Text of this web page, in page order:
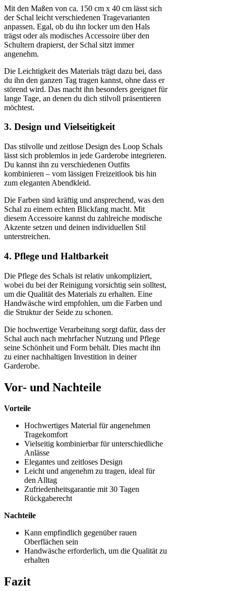
Mit den Maßen von ca. 150 cm x 40 cm lässt sich
der Schal leicht verschiedenen Tragevarianten
anpassen. Egal, ob du ihn locker um den Hals
trägst oder als modisches Accessoire über den
Schultern drapierst, der Schal sitzt immer
angenehm.
Die Leichtigkeit des Materials trägt dazu bei, dass
du ihn den ganzen Tag tragen kannst, ohne dass er
störend wird. Das macht ihn besonders geeignet für
lange Tage, an denen du dich stilvoll präsentieren
möchtest.
3. Design und Vielseitigkeit
Das stilvolle und zeitlose Design des Loop Schals
lässt sich problemlos in jede Garderobe integrieren.
Du kannst ihn zu verschiedenen Outfits
kombinieren – vom lässigen Freizeitlook bis hin
zum eleganten Abendkleid.
Die Farben sind kräftig und ansprechend, was den
Schal zu einem echten Blickfang macht. Mit
diesem Accessoire kannst du zahlreiche modische
Akzente setzen und deinen individuellen Stil
unterstreichen.
4. Pflege und Haltbarkeit
Die Pflege des Schals ist relativ unkompliziert,
wobei du bei der Reinigung vorsichtig sein solltest,
um die Qualität des Materials zu erhalten. Eine
Handwäsche wird empfohlen, um die Farben und
die Struktur der Seide zu schonen.
Die hochwertige Verarbeitung sorgt dafür, dass der
Schal auch nach mehrfacher Nutzung und Pflege
seine Schönheit und Form behält. Dies macht ihn
zu einer nachhaltigen Investition in deiner
Garderobe.
Vor- und Nachteile
Vorteile
Hochwertiges Material für angenehmen
Tragekomfort
Vielseitig kombinierbar für unterschiedliche
Anlässe
Elegantes und zeitloses Design
Leicht und angenehm zu tragen, ideal für
den Alltag
Zufriedenheitsgarantie mit 30 Tagen
Rückgaberecht
Nachteile
Kann empfindlich gegenüber rauen
Oberflächen sein
Handwäsche erforderlich, um die Qualität zu
erhalten
Fazit